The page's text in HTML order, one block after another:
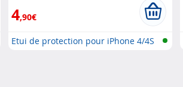
4,90€
Etui de protection pour iPhone 4/4S